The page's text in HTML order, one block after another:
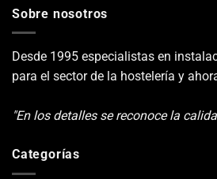
Sobre nosotros
Desde 1995 especialistas en
para el sector de la hostelería y
"En los detalles se reconoce la
Categorías